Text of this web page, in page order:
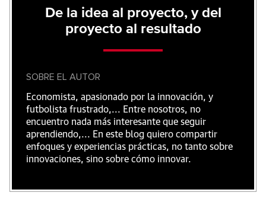
De la idea al proyecto, y del
proyecto al resultado
SOBRE EL AUTOR
Economista, apasionado por la innovación, y
futbolista frustrado,... Entre nosotros, no
encuentro nada más interesante que seguir
aprendiendo,... En este blog quiero compartir
enfoques y experiencias prácticas, no tanto sobre
innovaciones, sino sobre cómo innovar.